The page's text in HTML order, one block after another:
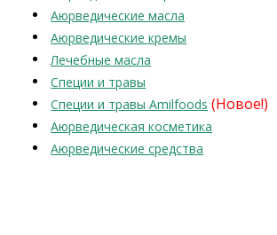
Аюрведические масла
Аюрведические кремы
Лечебные масла
Специи и травы
Специи и травы Amilfoods (Новое!)
Аюрведическая косметика
Аюрведические средства